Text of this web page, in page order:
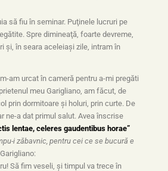
să fiu în seminar. Puţinele lucruri pe
Spre dimineaţă, foarte devreme,
şi, în seara aceleiaşi zile, intram în
am urcat în cameră pentru a-mi pregăti
meu Garigliano, am făcut, de
prin dormitoare şi holuri, prin curte. De
ne-a dat primul salut. Avea înscrise
lentae, celeres gaudentibus horae”
i zăbavnic, pentru cei ce se bucură e
Să fim veseli, şi timpul va trece în